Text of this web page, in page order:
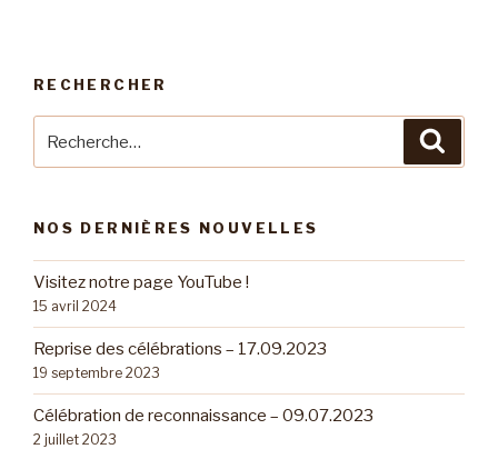
RECHERCHER
pour
NOS DERNIÈRES NOUVELLES
Visitez notre page YouTube !
15 avril 2024
Reprise des célébrations – 17.09.2023
19 septembre 2023
Célébration de reconnaissance – 09.07.2023
2 juillet 2023